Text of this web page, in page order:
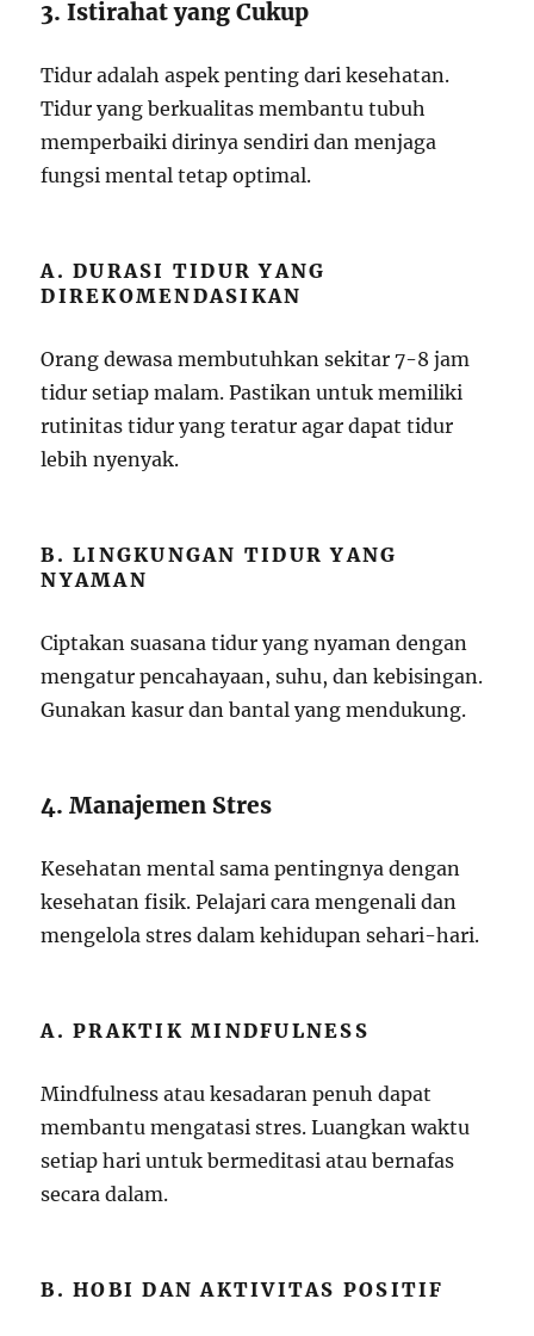
3. Istirahat yang Cukup
Tidur adalah aspek penting dari kesehatan.
Tidur yang berkualitas membantu tubuh
memperbaiki dirinya sendiri dan menjaga
fungsi mental tetap optimal.
A. DURASI TIDUR YANG
DIREKOMENDASIKAN
Orang dewasa membutuhkan sekitar 7-8 jam
tidur setiap malam. Pastikan untuk memiliki
rutinitas tidur yang teratur agar dapat tidur
lebih nyenyak.
B. LINGKUNGAN TIDUR YANG
NYAMAN
Ciptakan suasana tidur yang nyaman dengan
mengatur pencahayaan, suhu, dan kebisingan.
Gunakan kasur dan bantal yang mendukung.
4. Manajemen Stres
Kesehatan mental sama pentingnya dengan
kesehatan fisik. Pelajari cara mengenali dan
mengelola stres dalam kehidupan sehari-hari.
A. PRAKTIK MINDFULNESS
Mindfulness atau kesadaran penuh dapat
membantu mengatasi stres. Luangkan waktu
setiap hari untuk bermeditasi atau bernafas
secara dalam.
B. HOBI DAN AKTIVITAS POSITIF